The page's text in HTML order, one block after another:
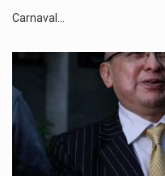
Carnaval…